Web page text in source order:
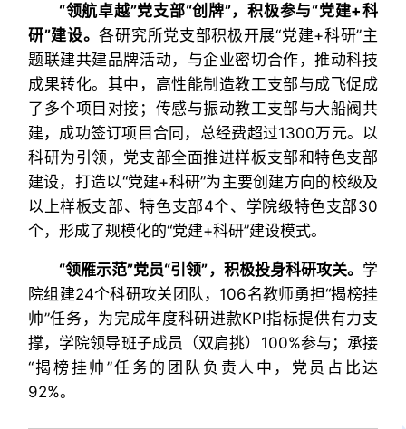
“领航卓越”党支部“创牌”，积极参与“党建+科
研”建设。各研究所党支部积极开展“党建+科研”主
题联建共建品牌活动，与企业密切合作，推动科技
成果转化。其中，高性能制造教工支部与成飞促成
了多个项目对接；传感与振动教工支部与大船阀共
建，成功签订项目合同，总经费超过1300万元。以
科研为引领，党支部全面推进样板支部和特色支部
建设，打造以“党建+科研”为主要创建方向的校级及
以上样板支部、特色支部4个、学院级特色支部30
个，形成了规模化的“党建+科研”建设模式。
“领雁示范”党员“引领”，积极投身科研攻关。 学
院组建24个科研攻关团队，106名教师勇担“揭榜挂
帅”任务，为完成年度科研进款KPI指标提供有力支
撑，学院领导班子成员（双肩挑）100%参与；承接
“揭榜挂帅”任务的团队负责人中，党员占比达
92%。